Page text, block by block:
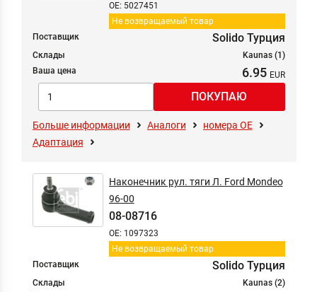
Не возвращаемый товар
OE: 5027451
Поставщик Solido Турция
Склады
Kaunas (1)
Ваша цена
6.95
Больше информации Аналоги
номера ОЕ
Адаптация
Не возвращаемый товар
Наконечник рул. тяги Л. Ford Mondeo
96-00
08-08716
OE: 1097323
Поставщик Solido Турция
Склады
Kaunas (2)